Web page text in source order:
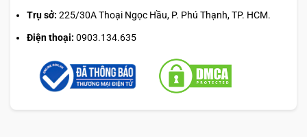
Trụ sở: 225/30A Thoại Ngọc Hầu, P. Phú Thạnh, TP. HCM.
Điện thoại: 0903.134.635